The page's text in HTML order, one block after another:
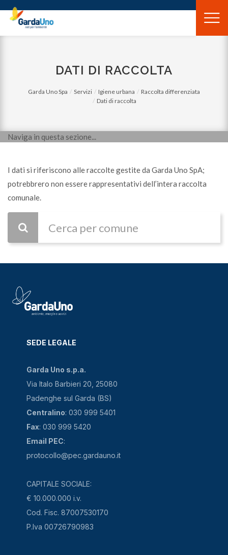
Gardauno
Spa
DATI DI RACCOLTA
Garda Uno Spa Servizi Igiene urbana
Raccolta differenziata
Dati di raccolta
Naviga in questa sezione...
I dati si riferiscono alle raccolte gestite da Garda Uno SpA;
potrebbrero non essere rappresentativi dell’intera raccolta
comunale.
COMUNE
Cerca per comune
SEDE LEGALE
Garda Uno s.p.a.
Via Italo Barbieri 20, 25080
Padenghe sul Garda (BS)
Centralino: 030 999 5401
Fax: 030 999 5420
Email PEC:
protocollo@pec.gardauno.it
CAPITALE SOCIALE:
€ 10.000.000 i.v.
Cod. Fisc. 87007530170
P.Iva 00726790983